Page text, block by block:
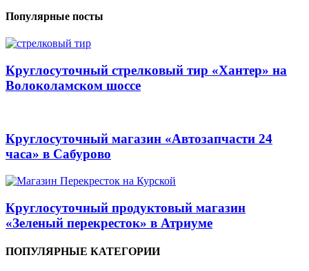
Популярные посты
Круглосуточный стрелковый тир «Хантер» на
Волоколамском шоссе
Круглосуточный магазин «Автозапчасти 24
часа» в Сабурово
Круглосуточный продуктовый магазин
«Зеленый перекресток» в Атриуме
ПОПУЛЯРНЫЕ КАТЕГОРИИ